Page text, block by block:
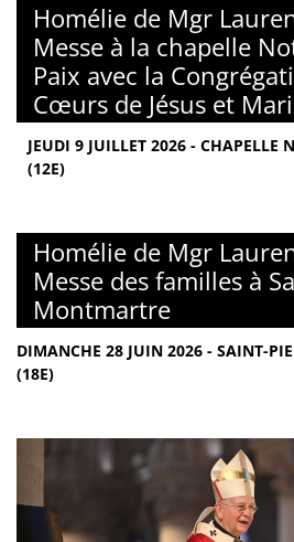
Homélie de Mgr
Messe à la chapelle
Paix avec la
Cœurs de Jésus et
JEUDI 9 JUILLET 2026 - CHAPELLE
(12E)
Homélie de Mgr
Messe des familles à
Montmartre
DIMANCHE 28 JUIN 2026 - SAINT-
(18E)